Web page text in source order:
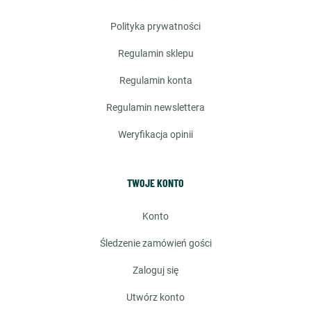
polityka prywatności
regulamin sklepu
regulamin konta
regulamin newslettera
weryfikacja opinii
TWOJE KONTO
konto
śledzenie zamówień gości
zaloguj się
utwórz konto